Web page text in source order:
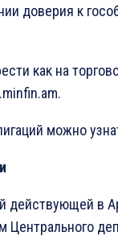
доверия к
как на
можно
действующей в